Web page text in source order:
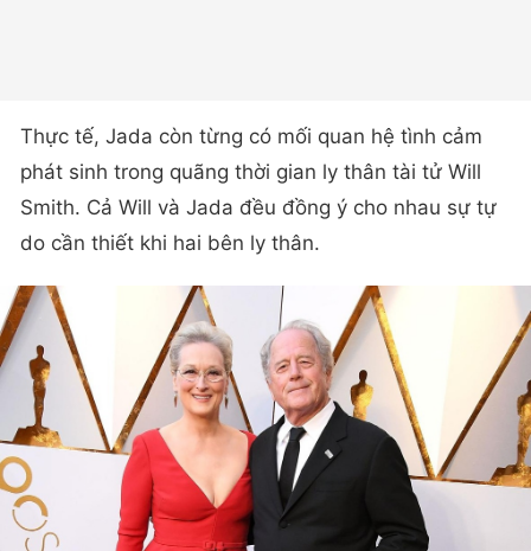
Thực tế, Jada còn từng có mối quan hệ tình cảm
phát sinh trong quãng thời gian ly thân tài tử Will
Smith. Cả Will và Jada đều đồng ý cho nhau sự tự
do cần thiết khi hai bên ly thân.